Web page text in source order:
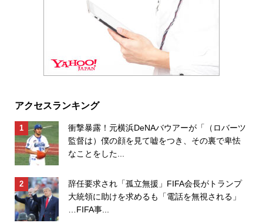
アクセスランキング
衝撃暴露！元横浜DeNAバウアーが「（ロバーツ
監督は）僕の顔を見て嘘をつき、その裏で卑怯
なことをした...
辞任要求され「孤立無援」FIFA会長がトランプ
大統領に助けを求めるも「電話を無視される」
…FIFA事...